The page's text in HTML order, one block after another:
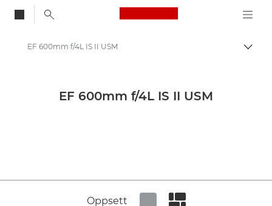
Canon Logo, back
Canons kameraobjektiver
EF 600mm f/4L IS II USM
EF 600mm f/4L IS II USM
Oppsett